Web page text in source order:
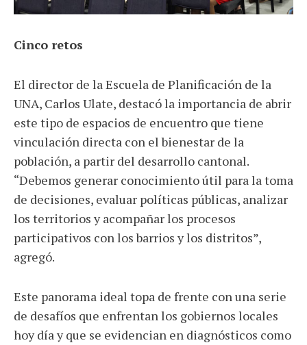
Cinco retos
El director de la Escuela de Planificación de la
UNA, Carlos Ulate, destacó la importancia de abrir
este tipo de espacios de encuentro que tiene
vinculación directa con el bienestar de la
población, a partir del desarrollo cantonal.
“Debemos generar conocimiento útil para la toma
de decisiones, evaluar políticas públicas, analizar
los territorios y acompañar los procesos
participativos con los barrios y los distritos”,
agregó.
Este panorama ideal topa de frente con una serie
de desafíos que enfrentan los gobiernos locales
hoy día y que se evidencian en diagnósticos como